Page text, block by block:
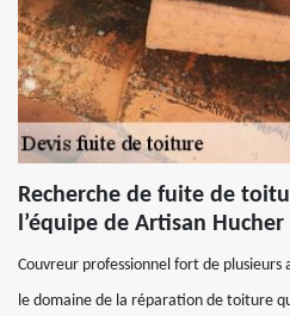
Recherche de fuite de
l’équipe de Artisan
Couvreur professionnel fort de plusieurs
le domaine de la réparation de toiture